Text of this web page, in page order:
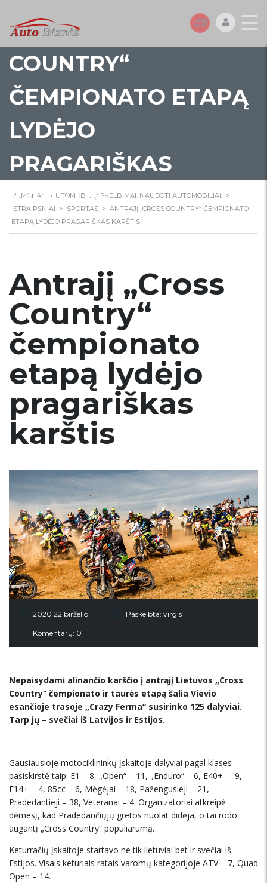
ANTRAJĮ „CROSS
COUNTRY“
ČEMPIONATO ETAPĄ
LYDĖJO
PRAGARIŠKAS
KARŠTIS
NEMOKAMI AUTOMOBILIŲ SKELBIMAI. NAUDOTI AUTOMOBILIAI. >
STRAIPSNIAI > SPORTAS > ANTRAJĮ „CROSS COUNTRY“ ČEMPIONATO
ETAPĄ LYDĖJO PRAGARIŠKAS KARŠTIS
Antrajį „Cross
Country“
čempionato
etapą lydėjo
pragariškas
karštis
2020 22 birželio Paskelbta: virgis
Komentarų: 0
Nepaisydami alinančio karščio į antrąjį Lietuvos „Cross
Country“ čempionato ir taurės etapą šalia Vievio
esančioje trasoje „Crazy Ferma“ susirinko 125 dalyviai.
Tarp jų – svečiai iš Latvijos ir Estijos.
Gausiausioje motociklininkų įskaitoje dalyviai pagal klases
pasiskirstė taip: E1 – 8, „Open“ – 11, „Enduro“ – 6, E40+ – 9,
E14+ – 4, 85cc – 6, Mėgėjai – 18, Pažengusieji – 21,
Pradedantieji – 38, Veteranai – 4. Organizatoriai atkreipė
dėmesį, kad Pradedančiųjų gretos nuolat didėja, o tai rodo
augantį „Cross Country“ populiarumą.
Keturračių įskaitoje startavo ne tik lietuviai bet ir svečiai iš
Estijos. Visais keturiais ratais varomų kategorijoje ATV – 7, Quad
Open – 14.